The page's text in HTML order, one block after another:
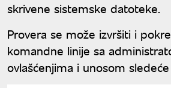
skrivene sistemske datoteke.
Provera se može izvršiti i
komandne linije sa
ovlašćenjima i unosom